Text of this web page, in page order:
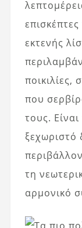
εκτενής
ποικιλίες,
που
τους.
ξεχωριστό
τη
αρμονικό